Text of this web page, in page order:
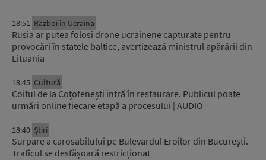
18:51 Război în Ucraina
Rusia ar putea folosi drone ucrainene capturate pentru
provocări în statele baltice, avertizează ministrul apărării din
Lituania
18:45 Cultură
Coiful de la Coțofenești intră în restaurare. Publicul poate
urmări online fiecare etapă a procesului | AUDIO
18:40 Știri
Surpare a carosabilului pe Bulevardul Eroilor din București.
Traficul se desfășoară restricționat